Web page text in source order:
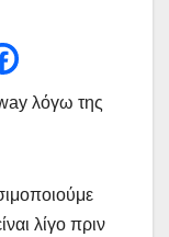
λόγω της
λίγο πριν